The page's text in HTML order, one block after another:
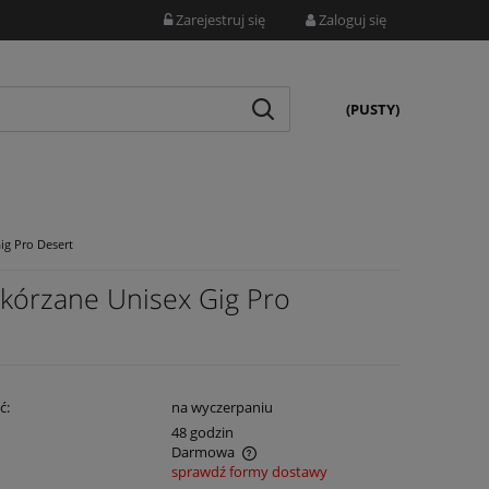
Zarejestruj się Zaloguj się
(PUSTY)
Pro Desert
Unisex Gig Pro
na wyczerpaniu
48 godzin
Darmowa
sprawdź formy dostawy